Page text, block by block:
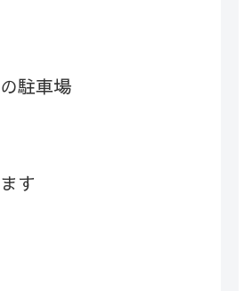
駐車場
す